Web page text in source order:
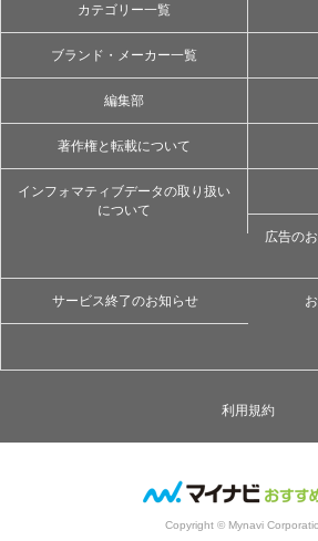
カテゴリー一覧
ブランド・メーカー一覧
編集部
著作権と転載について
インフォマティブデータの取り扱い
について
広告の
サービス終了のお知らせ
利用規約
Copyright © Mynavi